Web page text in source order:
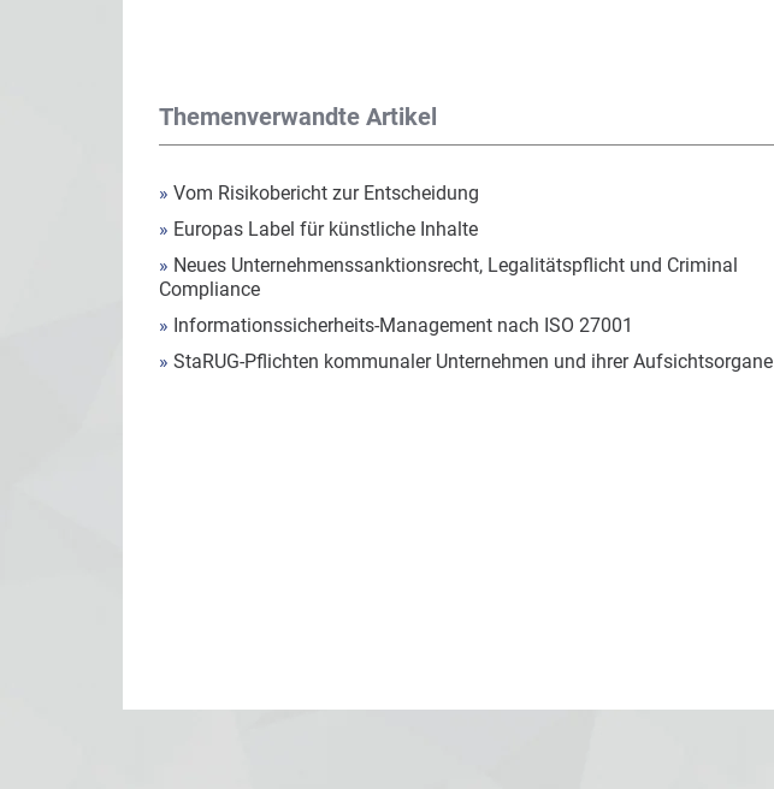
Themenverwandte Artikel
» Vom Risikobericht zur Entscheidung
» Europas Label für künstliche Inhalte
» Neues Unternehmenssanktionsrecht, Legalitätspflicht und Criminal
Compliance
» Informationssicherheits-Management nach ISO 27001
» StaRUG-Pflichten kommunaler Unternehmen und ihrer Aufsichtsorgane